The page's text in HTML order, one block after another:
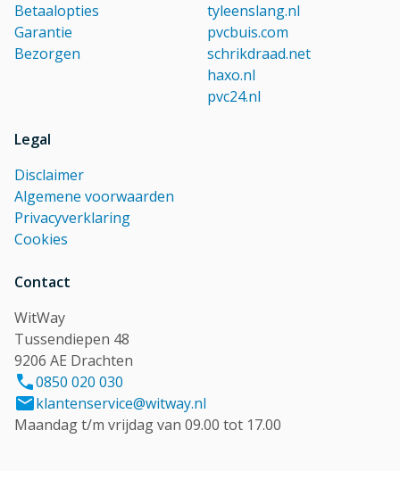
Betaalopties
Garantie
Bezorgen
tyleenslang.nl
pvcbuis.com
schrikdraad.net
haxo.nl
pvc24.nl
Legal
Disclaimer
Algemene voorwaarden
Privacyverklaring
Cookies
Contact
WitWay
Tussendiepen 48
9206 AE Drachten
0850 020 030
klantenservice@witway.nl
Maandag t/m vrijdag van 09.00 tot 17.00